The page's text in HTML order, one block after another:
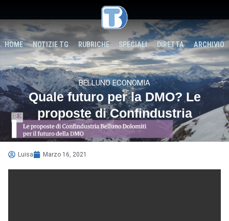
HOME NOTIZIE TG RUBRICHE SPECIALI DIRETTA ARCHIVIO
BELLUNO ECONOMIA
Quale futuro per la DMO? Le
proposte di Confindustria
Luisa Marzo 16, 2021